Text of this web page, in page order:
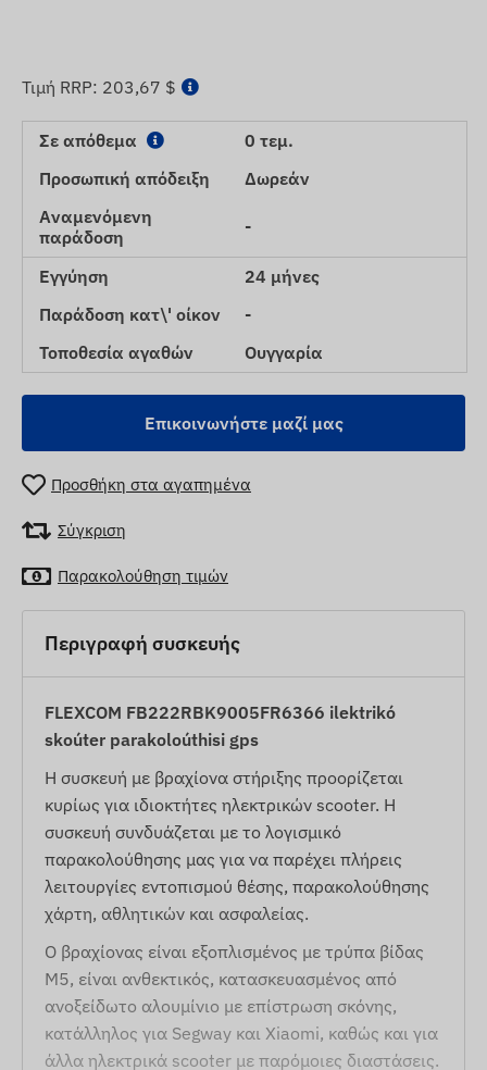
Τιμή RRP: 203,67 $
Σε απόθεμα
0 τεμ.
Προσωπική απόδειξη
Δωρεάν
Αναμενόμενη
παράδοση
-
Εγγύηση
24 μήνες
Παράδοση κατ\' οίκον
-
Τοποθεσία αγαθών
Ουγγαρία
Επικοινωνήστε μαζί μας
Προσθήκη στα αγαπημένα
Σύγκριση
Παρακολούθηση τιμών
Περιγραφή συσκευής
FLEXCOM FB222RBK9005FR6366 ilektrikó
skoúter parakoloúthisi gps
Η συσκευή με βραχίονα στήριξης προορίζεται
κυρίως για ιδιοκτήτες ηλεκτρικών scooter. Η
συσκευή συνδυάζεται με το λογισμικό
παρακολούθησης μας για να παρέχει πλήρεις
λειτουργίες εντοπισμού θέσης, παρακολούθησης
χάρτη, αθλητικών και ασφαλείας.
Ο βραχίονας είναι εξοπλισμένος με τρύπα βίδας
M5, είναι ανθεκτικός, κατασκευασμένος από
ανοξείδωτο αλουμίνιο με επίστρωση σκόνης,
κατάλληλος για Segway και Xiaomi, καθώς και για
άλλα ηλεκτρικά scooter με παρόμοιες διαστάσεις.